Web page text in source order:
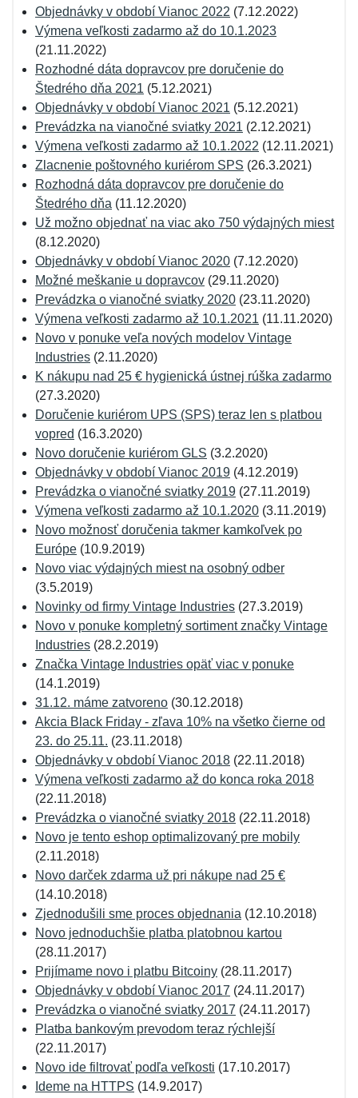
Objednávky v období Vianoc 2022 (7.12.2022)
Výmena veľkosti zadarmo až do 10.1.2023
(21.11.2022)
Rozhodné dáta dopravcov pre doručenie do
Štedrého dňa 2021 (5.12.2021)
Objednávky v období Vianoc 2021 (5.12.2021)
Prevádzka na vianočné sviatky 2021 (2.12.2021)
Výmena veľkosti zadarmo až 10.1.2022 (12.11.2021)
Zlacnenie poštovného kuriérom SPS (26.3.2021)
Rozhodná dáta dopravcov pre doručenie do
Štedrého dňa (11.12.2020)
Už možno objednať na viac ako 750 výdajných miest
(8.12.2020)
Objednávky v období Vianoc 2020 (7.12.2020)
Možné meškanie u dopravcov (29.11.2020)
Prevádzka o vianočné sviatky 2020 (23.11.2020)
Výmena veľkosti zadarmo až 10.1.2021 (11.11.2020)
Novo v ponuke veľa nových modelov Vintage
Industries (2.11.2020)
K nákupu nad 25 € hygienická ústnej rúška zadarmo
(27.3.2020)
Doručenie kuriérom UPS (SPS) teraz len s platbou
vopred (16.3.2020)
Novo doručenie kuriérom GLS (3.2.2020)
Objednávky v období Vianoc 2019 (4.12.2019)
Prevádzka o vianočné sviatky 2019 (27.11.2019)
Výmena veľkosti zadarmo až 10.1.2020 (3.11.2019)
Novo možnosť doručenia takmer kamkoľvek po
Európe (10.9.2019)
Novo viac výdajných miest na osobný odber
(3.5.2019)
Novinky od firmy Vintage Industries (27.3.2019)
Novo v ponuke kompletný sortiment značky Vintage
Industries (28.2.2019)
Značka Vintage Industries opäť viac v ponuke
(14.1.2019)
31.12. máme zatvoreno (30.12.2018)
Akcia Black Friday - zľava 10% na všetko čierne od
23. do 25.11. (23.11.2018)
Objednávky v období Vianoc 2018 (22.11.2018)
Výmena veľkosti zadarmo až do konca roka 2018
(22.11.2018)
Prevádzka o vianočné sviatky 2018 (22.11.2018)
Novo je tento eshop optimalizovaný pre mobily
(2.11.2018)
Novo darček zdarma už pri nákupe nad 25 €
(14.10.2018)
Zjednodušili sme proces objednania (12.10.2018)
Novo jednoduchšie platba platobnou kartou
(28.11.2017)
Prijímame novo i platbu Bitcoiny (28.11.2017)
Objednávky v období Vianoc 2017 (24.11.2017)
Prevádzka o vianočné sviatky 2017 (24.11.2017)
Platba bankovým prevodom teraz rýchlejší
(22.11.2017)
Novo ide filtrovať podľa veľkosti (17.10.2017)
Ideme na HTTPS (14.9.2017)